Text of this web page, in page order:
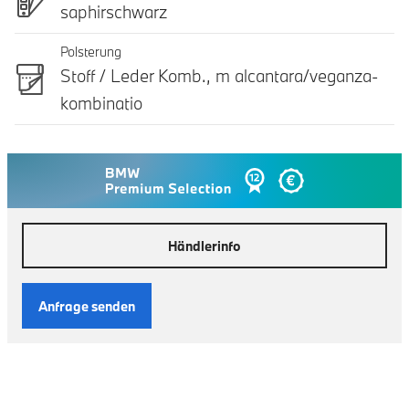
saphirschwarz
Polsterung
Stoff / Leder Komb., m alcantara/veganza-
kombinatio
Händlerinfo
Anfrage senden